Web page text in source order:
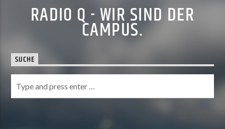
RADIO Q - WIR SIND DER
CAMPUS.
SUCHE